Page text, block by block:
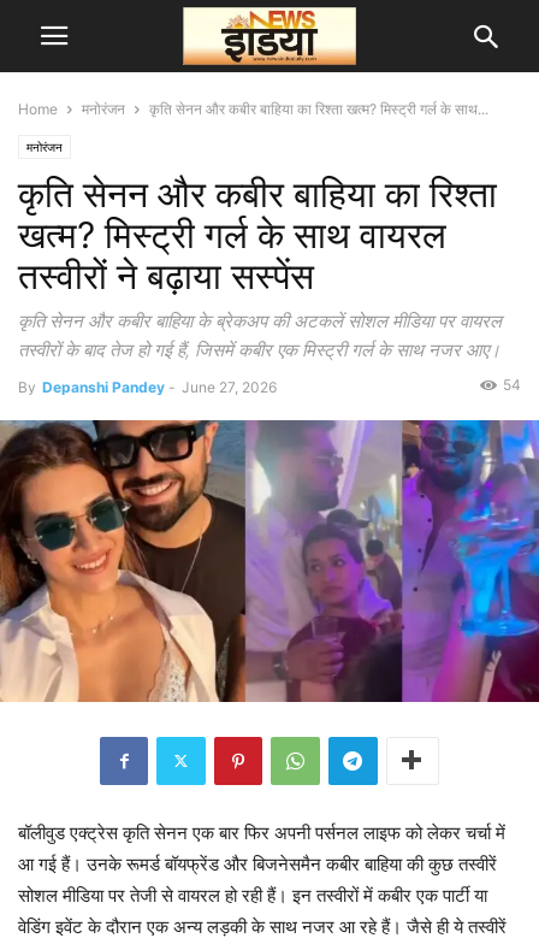
Home मनोरंजन कृति सेनन और कबीर बाहिया का रिश्ता खत्म? मिस्ट्री गर्ल के साथ...
मनोरंजन
कृति सेनन और कबीर बाहिया का रिश्ता
खत्म? मिस्ट्री गर्ल के साथ वायरल
तस्वीरों ने बढ़ाया सस्पेंस
कृति सेनन और कबीर बाहिया के ब्रेकअप की अटकलें सोशल मीडिया पर वायरल
तस्वीरों के बाद तेज हो गई हैं, जिसमें कबीर एक मिस्ट्री गर्ल के साथ नजर आए।
By Depanshi Pandey - June 27, 2026 54
बॉलीवुड एक्ट्रेस कृति सेनन एक बार फिर अपनी पर्सनल लाइफ को लेकर चर्चा में
आ गई हैं। उनके रूमर्ड बॉयफ्रेंड और बिजनेसमैन कबीर बाहिया की कुछ तस्वीरें
सोशल मीडिया पर तेजी से वायरल हो रही हैं। इन तस्वीरों में कबीर एक पार्टी या
वेडिंग इवेंट के दौरान एक अन्य लड़की के साथ नजर आ रहे हैं। जैसे ही ये तस्वीरें